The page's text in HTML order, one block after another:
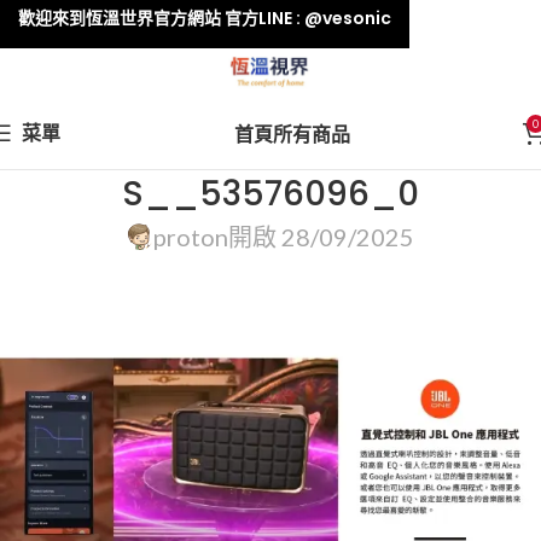
菜單 首頁所有商品 0
S__53576096_0
proton開啟 28/09/2025
歡迎來到恆溫世界官方網站 官方LINE : @vesonic